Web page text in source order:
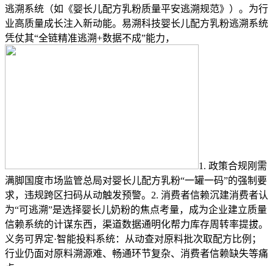
逃溯系统​（如《婴长儿配方乳粉质量平安逃溯规范》）。为行
业高质量成长注入新动能。易溯科技婴长儿配方乳粉逃溯系统
凭仗其“全链精准逃溯+数据不成”能力，
1. 政策合规刚需
满脚国度市场监管总局对婴长儿配方乳粉“一罐一码”的强制要
求，违规跨区扫码从动触发预警。2. 消费者信赖沉建消费者认
为“可逃溯”是选择婴长儿奶粉的焦点考量，成为企业建立质量
信赖系统的计谋东西，渠道数据通明化帮力库存周转率提拔。
义务可界定·智能投料系统：从动查对原料批次取配方比例；
行业仍面对原料溯源难、畅通环节复杂、消费者信赖缺失等痛